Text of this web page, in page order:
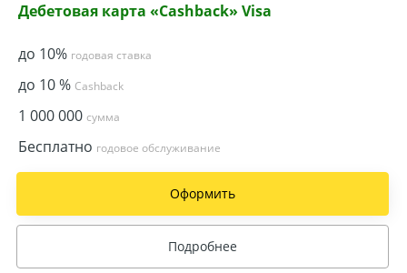
Дебетовая карта «Cashback» Visa
до 10% годовая ставка
до 10 % Cashback
1 000 000 сумма
Бесплатно годовое обслуживание
Оформить
Подробнее